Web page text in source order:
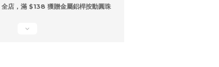
全店，滿 $138 獲贈金屬鋁桿按動圓珠